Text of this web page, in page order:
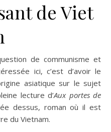
de Viet
de communisme et
ici, c’est d’avoir le
asiatique sur le sujet
lecture d’Aux portes de
dessus, roman où il est
du Vietnam.